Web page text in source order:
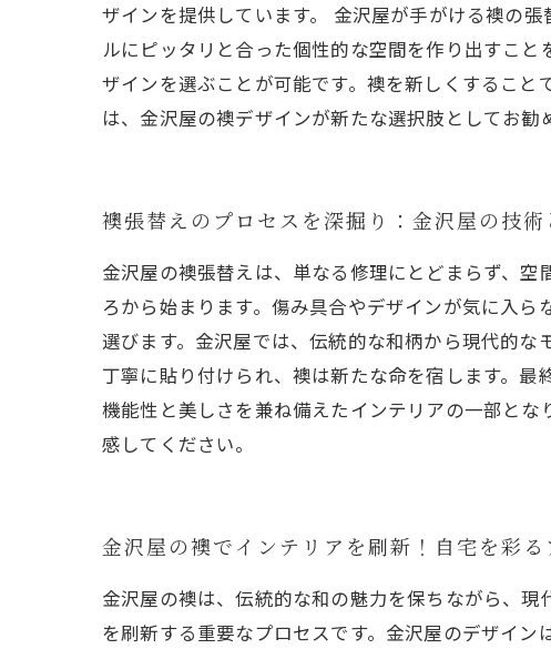
ザインを提供しています。 金沢屋が手がける襖の
ルにピッタリと合った個性的な空間を作り出すこ
ザインを選ぶことが可能です。襖を新しくするこ
は、金沢屋の襖デザインが新たな選択肢としてお勧
襖張替えのプロセスを深掘り：金沢屋の技術
金沢屋の襖張替えは、単なる修理にとどまらず、
ろから始まります。傷み具合やデザインが気に入
選びます。金沢屋では、伝統的な和柄から現代的
丁寧に貼り付けられ、襖は新たな命を宿します。最
機能性と美しさを兼ね備えたインテリアの一部と
感してください。
金沢屋の襖でインテリアを刷新！自宅を彩る
金沢屋の襖は、伝統的な和の魅力を保ちながら、
を刷新する重要なプロセスです。金沢屋のデザイン